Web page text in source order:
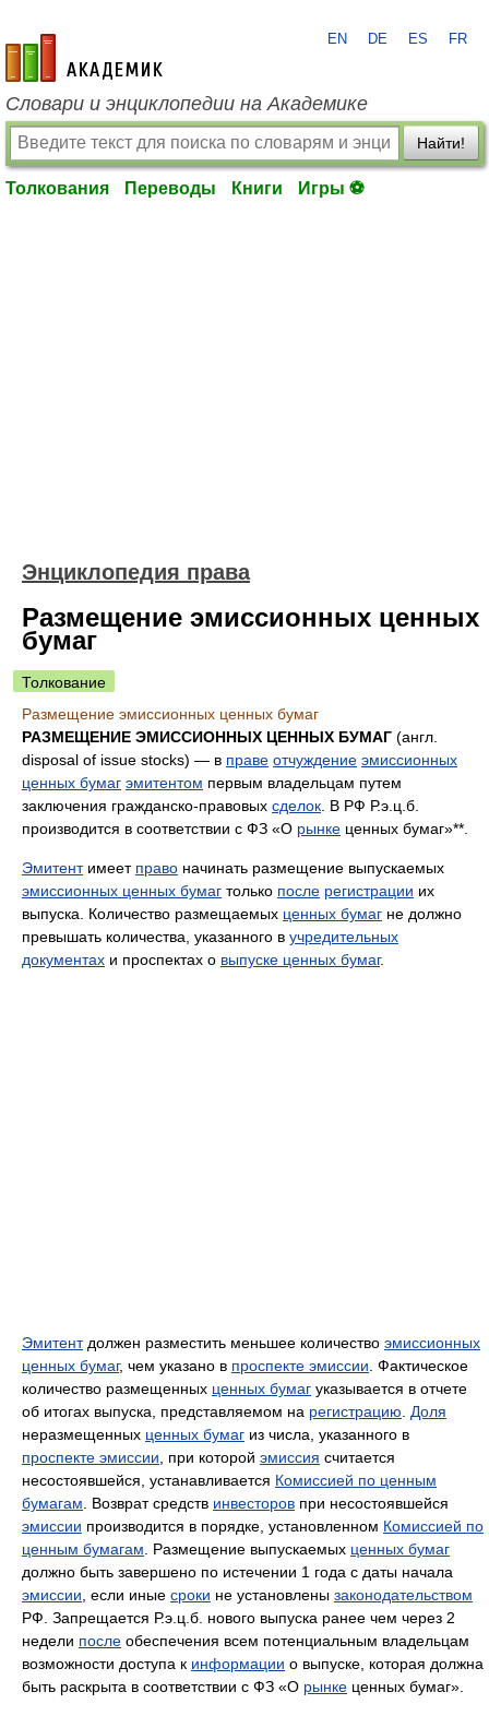
academic.ru
EN DE ES FR
Словари и энциклопедии на Академике
Найти!
Толкования Переводы Книги Игры ⚽
Энциклопедия права
Размещение эмиссионных ценных
бумаг
Толкование
Размещение эмиссионных ценных бумаг
РАЗМЕЩЕНИЕ ЭМИССИОННЫХ ЦЕННЫХ БУМАГ (англ.
disposal of issue stocks) — в праве отчуждение эмиссионных
ценных бумаг эмитентом первым владельцам путем
заключения гражданско-правовых сделок . В РФ Р.э.ц.б.
производится в соответствии с ФЗ «О рынке ценных бумаг»**.
Эмитентимеет право начинать размещение выпускаемых
эмиссионных ценных бумаг только после регистрации их
выпуска. Количество размещаемых ценных бумаг не должно
превышать количества, указанного в учредительных
документах и проспектах о выпуске ценных бумаг.
Эмитентдолжен разместить меньшее количество эмиссионных
ценных бумаг, чем указано в проспекте эмиссии . Фактическое
количество размещенных ценных бумаг указывается в отчете
об итогах выпуска, представляемом на регистрацию
Доля
неразмещенных ценных бумаг из числа, указанного в
проспекте эмиссии , при которой эмиссия считается
несостоявшейся, устанавливается Комиссией по ценным
бумагам . Возврат средств инвесторов при несостоявшейся
эмиссии производится в порядке, установленном Комиссией по
ценным бумагам . Размещение выпускаемых ценных бумаг
должно быть завершено по истечении 1 года с даты начала
эмиссии , если иные сроки не установлены законодательством
РФ. Запрещается Р.э.ц.б. нового выпуска ранее чем через 2
недели после обеспечения всем потенциальным владельцам
возможности доступа к информации о выпуске, которая должна
быть раскрыта в соответствии с ФЗ «О рынке ценных бумаг».